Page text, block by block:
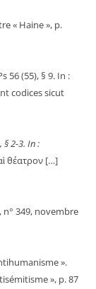
« Haine », p.
56 (55), § 9. In :
codices sicut
§ 2-3. In :
θέατρον […]
, n° 349, novembre
».
», p. 87